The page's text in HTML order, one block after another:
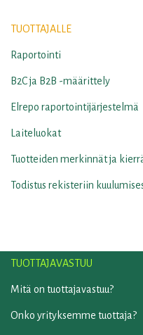
TUOTTAJALLE
Raportointi
B2C ja B2B -määrittely
Elrepo raportointijärjestelmä
Laiteluokat
Tuotteiden merkinnät ja
Todistus rekisteriin
TUOTTAJAVASTUU
Mitä on tuottajavastuu?
Onko yrityksemme tuottaja?